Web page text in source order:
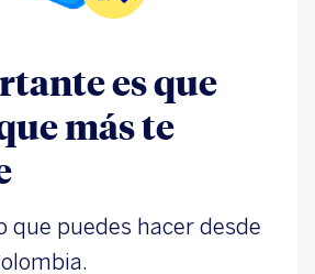
es que
más te
que puedes hacer desde